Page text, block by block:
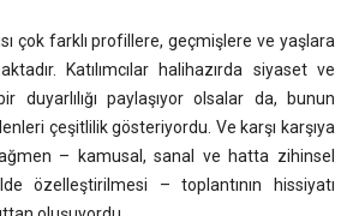
çok farklı profillere, geçmişlere ve yaşlara
Katılımcılar halihazırda siyaset ve
duyarlılığı paylaşıyor olsalar da, bunun
çeşitlilik gösteriyordu. Ve karşı karşıya
– kamusal, sanal ve hatta zihinsel
özelleştirilmesi – toplantının hissiyatı